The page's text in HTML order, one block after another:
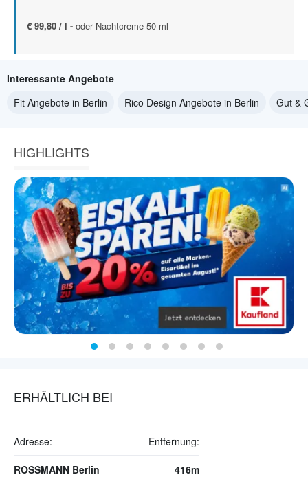
€ 99,80 / l - oder Nachtcreme 50 ml
Interessante Angebote
Fit Angebote in Berlin
Rico Design Angebote in Berlin Gut &
HIGHLIGHTS
ERHÄLTLICH BEI
Adresse: Entfernung:
ROSSMANN Berlin 416m